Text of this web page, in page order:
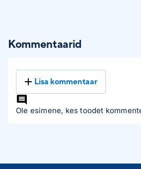
Kommentaarid
Lisa kommentaar
Ole esimene, kes toodet